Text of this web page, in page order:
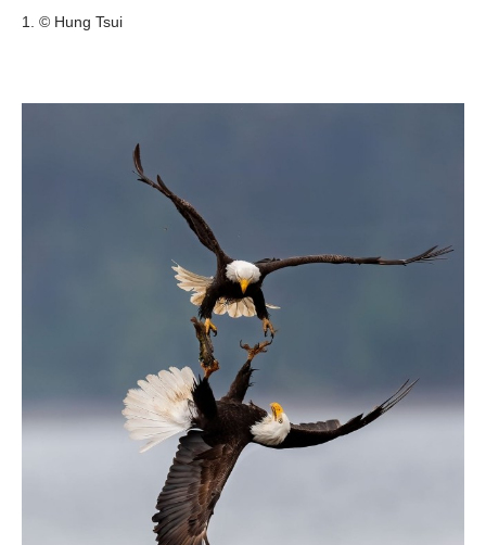
1. © Hung Tsui